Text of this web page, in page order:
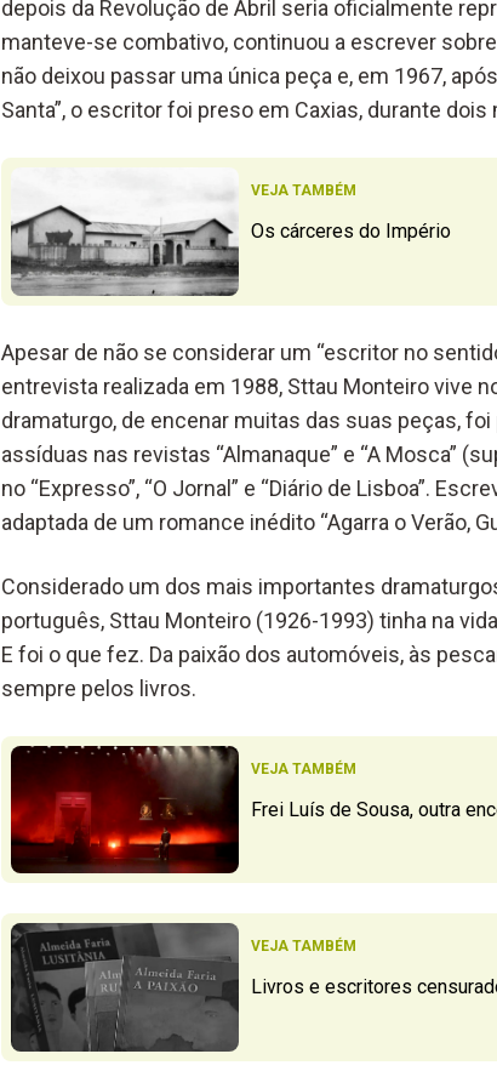
depois da Revolução de Abril seria oficialmente
manteve-se combativo, continuou a escrever
não deixou passar uma única peça e, em 1967,
Santa”, o escritor foi preso em Caxias, durante dois
VEJA TAMBÉM
Os cárceres do Império
Apesar de não se considerar um “escritor no
entrevista realizada em 1988, Sttau Monteiro vive
dramaturgo, de encenar muitas das suas peças,
assíduas nas revistas “Almanaque” e “A Mosca”
no “Expresso”, “O Jornal” e “Diário de Lisboa”.
adaptada de um romance inédito “Agarra o Verão,
Considerado um dos mais importantes
português, Sttau Monteiro (1926-1993) tinha na
E foi o que fez. Da paixão dos automóveis, às
sempre pelos livros.
VEJA TAMBÉM
Frei Luís de Sousa, outra
VEJA TAMBÉM
Livros e escritores